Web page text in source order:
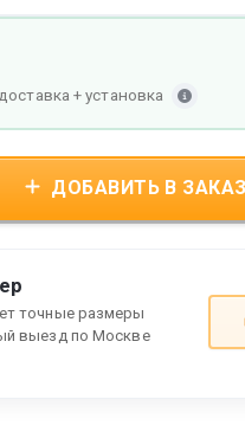
+ установка
ДОБАВИТЬ В ЗАКАЗ
точные размеры
выезд по Москве